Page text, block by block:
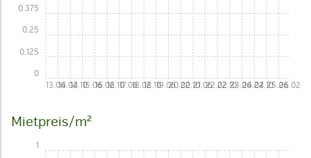
13.0614.0214.1015.0616.0216.1017.0618.0218.1019.0620.0220.1021.0622.0222.1023.0624.0224.1025.0626.02
0
0.125
0.25
0.375
Mietpreis/m²
1